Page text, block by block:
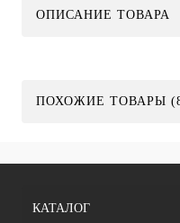
ОПИСАНИЕ ТОВАРА
ПОХОЖИЕ ТОВАРЫ
КАТАЛОГ